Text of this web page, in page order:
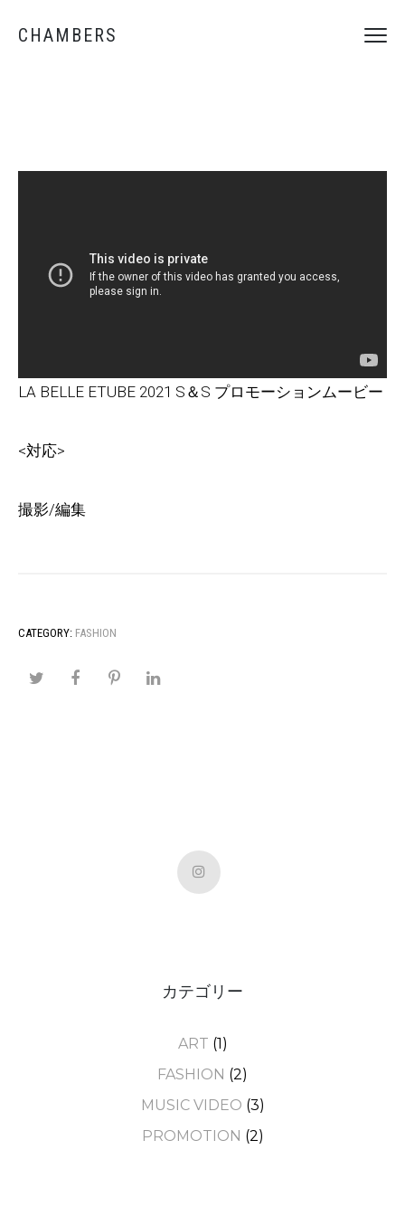
CHAMBERS
LA BELLE ETUBE 2021 S＆S プロモーションムービー
<対応>
撮影/編集
CATEGORY: FASHION
カテゴリー
ART (1)
FASHION (2)
MUSIC VIDEO (3)
PROMOTION (2)